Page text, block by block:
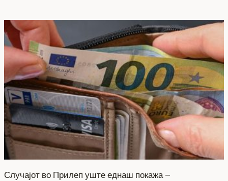
Случајот во Прилеп уште еднаш покажа –